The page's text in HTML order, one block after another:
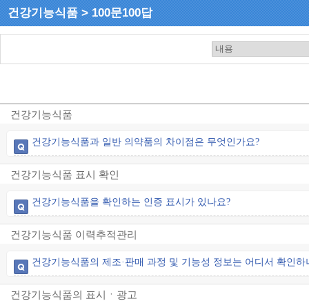
건강기능식품 > 100문100답
건강기능식품
건강기능식품과 일반 의약품의 차이점은 무엇인가요?
건강기능식품 표시 확인
건강기능식품을 확인하는 인증 표시가 있나요?
건강기능식품 이력추적관리
건강기능식품의 제조·판매 과정 및 기능성 정보는 어디서 확인하
건강기능식품의 표시ㆍ광고